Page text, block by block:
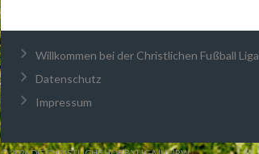
Willkommen bei der Christlichen Fußball Liga
Datenschutz
Impressum